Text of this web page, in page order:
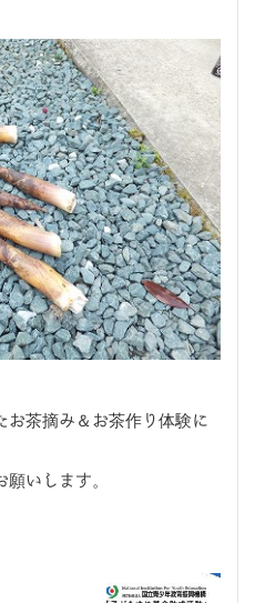
お茶摘み＆お茶作り体験に
いします。